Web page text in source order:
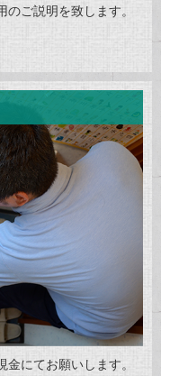
ご説明を致します。
にてお願いします。